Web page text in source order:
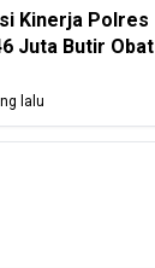
Kinerja Polres
Juta Butir Obat
lalu